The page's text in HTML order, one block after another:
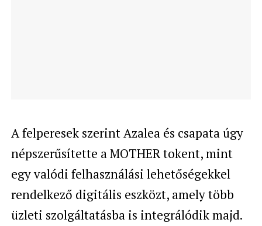
A felperesek szerint Azalea és csapata úgy
népszerűsítette a MOTHER tokent, mint
egy valódi felhasználási lehetőségekkel
rendelkező digitális eszközt, amely több
üzleti szolgáltatásba is integrálódik majd.